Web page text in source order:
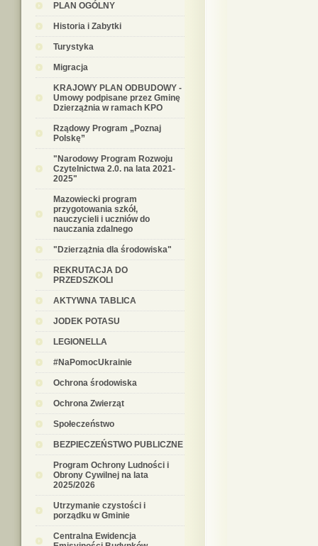
PLAN OGÓLNY
Historia i Zabytki
Turystyka
Migracja
KRAJOWY PLAN ODBUDOWY -
Umowy podpisane przez Gminę
Dzierzążnia w ramach KPO
Rządowy Program „Poznaj
Polskę”
"Narodowy Program Rozwoju
Czytelnictwa 2.0. na lata 2021-
2025"
Mazowiecki program
przygotowania szkół,
nauczycieli i uczniów do
nauczania zdalnego
"Dzierzążnia dla środowiska"
REKRUTACJA DO
PRZEDSZKOLI
AKTYWNA TABLICA
JODEK POTASU
LEGIONELLA
#NaPomocUkrainie
Ochrona środowiska
Ochrona Zwierząt
Społeczeństwo
BEZPIECZEŃSTWO PUBLICZNE
Program Ochrony Ludności i
Obrony Cywilnej na lata
2025/2026
Utrzymanie czystości i
porządku w Gminie
Centralna Ewidencja